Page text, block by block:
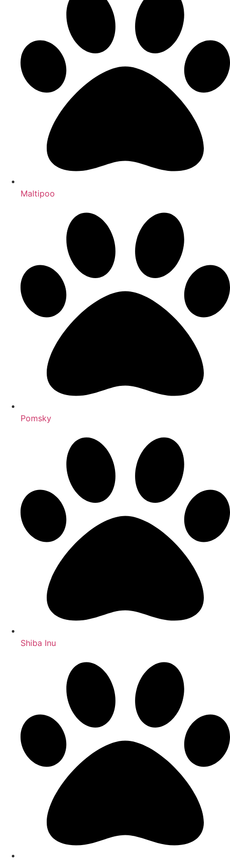
Maltipoo
Pomsky
Shiba Inu